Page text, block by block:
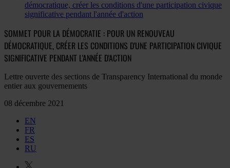
démocratique, créer les conditions d'une participation civique
significative pendant l'année d'action
SOMMET POUR LA DÉMOCRATIE : POUR UN RENOUVEAU
DÉMOCRATIQUE, CRÉER LES CONDITIONS D'UNE PARTICIPATION CIVIQUE
SIGNIFICATIVE PENDANT L'ANNÉE D'ACTION
Lettre ouverte des sections de Transparency International du monde
entier aux gouvernements
08 décembre 2021
EN
FR
ES
RU